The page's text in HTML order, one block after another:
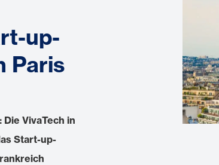
up-
Paris
VivaTech in
Start-up-